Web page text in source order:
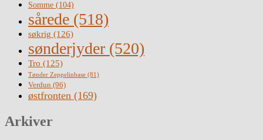
Somme (104)
sårede (518)
søkrig (126)
sønderjyder (520)
Tro (125)
Tønder Zeppelinbase (81)
Verdun (96)
østfronten (169)
Arkiver